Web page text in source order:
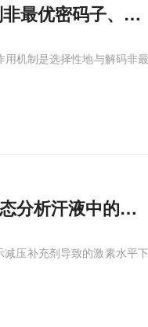
最优密码子、
机制是选择性地与解码非最
分析汗液中的多
压补充剂导致的激素水平下